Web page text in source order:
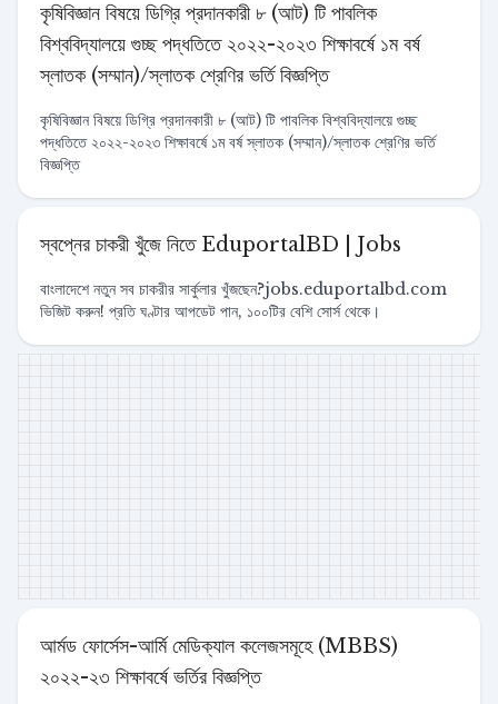
কৃষিবিজ্ঞান বিষয়ে ডিগ্রি প্রদানকারী ৮ (আট) টি পাবলিক
বিশ্ববিদ্যালয়ে গুচ্ছ পদ্ধতিতে ২০২২-২০২৩ শিক্ষাবর্ষে ১ম বর্ষ
স্লাতক (সম্মান)/স্লাতক শ্রেণির ভর্তি বিজ্ঞপ্তি
কৃষিবিজ্ঞান বিষয়ে ডিগ্রি প্রদানকারী ৮ (আট) টি পাবলিক বিশ্ববিদ্যালয়ে গুচ্ছ
পদ্ধতিতে ২০২২-২০২৩ শিক্ষাবর্ষে ১ম বর্ষ স্লাতক (সম্মান)/স্লাতক শ্রেণির ভর্তি
বিজ্ঞপ্তি
স্বপ্নের চাকরী খুঁজে নিতে EduportalBD | Jobs
বাংলাদেশে নতুন সব চাকরীর সার্কুলার খুঁজছেন?jobs.eduportalbd.com
ভিজিট করুন! প্রতি ঘণ্টার আপডেট পান, ১০০টির বেশি সোর্স থেকে।
আর্মড ফোর্সেস-আর্মি মেডিক্যাল কলেজসমূহে (MBBS)
২০২২-২৩ শিক্ষাবর্ষে ভর্তির বিজ্ঞপ্তি